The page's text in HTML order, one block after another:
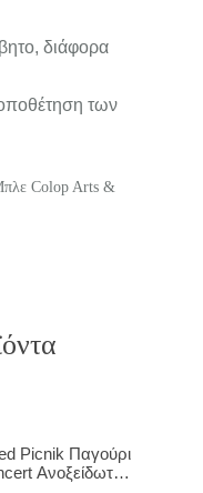
διάφορα
των
Colop Arts &
Picnik Παγούρι
Ανοξείδωτο